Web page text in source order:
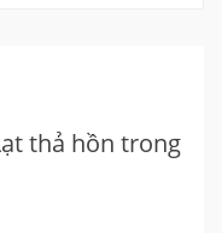
thả hồn trong